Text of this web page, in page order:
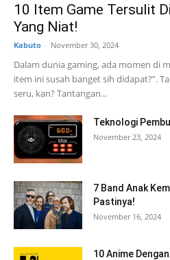
10 Item Game Tersulit
Yang Niat!
Kabuto - November 30, 2024
Dalam dunia gaming, ada momen di
item ini susah banget sih didapat?”.
seru, kan? Tantangan...
Teknologi
November 23, 2024
7 Band Anak
Pastinya!
November 16, 2024
10 Anime